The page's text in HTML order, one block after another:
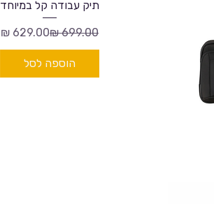
תיק עבודה קל במיוחד
מחיר רגיל
מחיר מבצע
הוספה לסל